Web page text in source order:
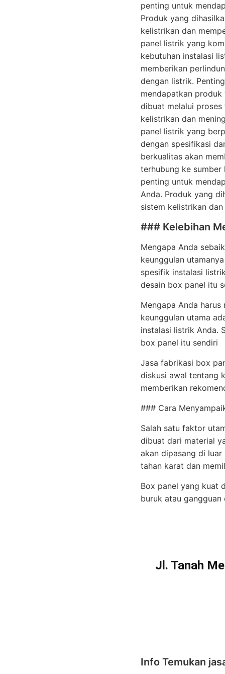
penting untuk
Produk yang
kelistrikan dan
panel listrik yang
kebutuhan instalasi
memberikan
dengan listrik.
mendapatkan
dibuat melalui
kelistrikan dan
panel listrik yang
dengan spesifikasi
berkualitas akan
terhubung ke
penting untuk
Anda. Produk yang
sistem kelistrikan
### Kelebihan
Mengapa Anda
keunggulan
spesifik instalasi
desain box panel itu
Mengapa Anda
keunggulan utama
instalasi listrik Anda.
box panel itu sendiri
Jasa fabrikasi box
diskusi awal tentang
memberikan
### Cara
Salah satu faktor
dibuat dari material
akan dipasang di luar
tahan karat dan
Box panel yang kuat
buruk atau gangguan
Jl. Tanah
Info Temukan